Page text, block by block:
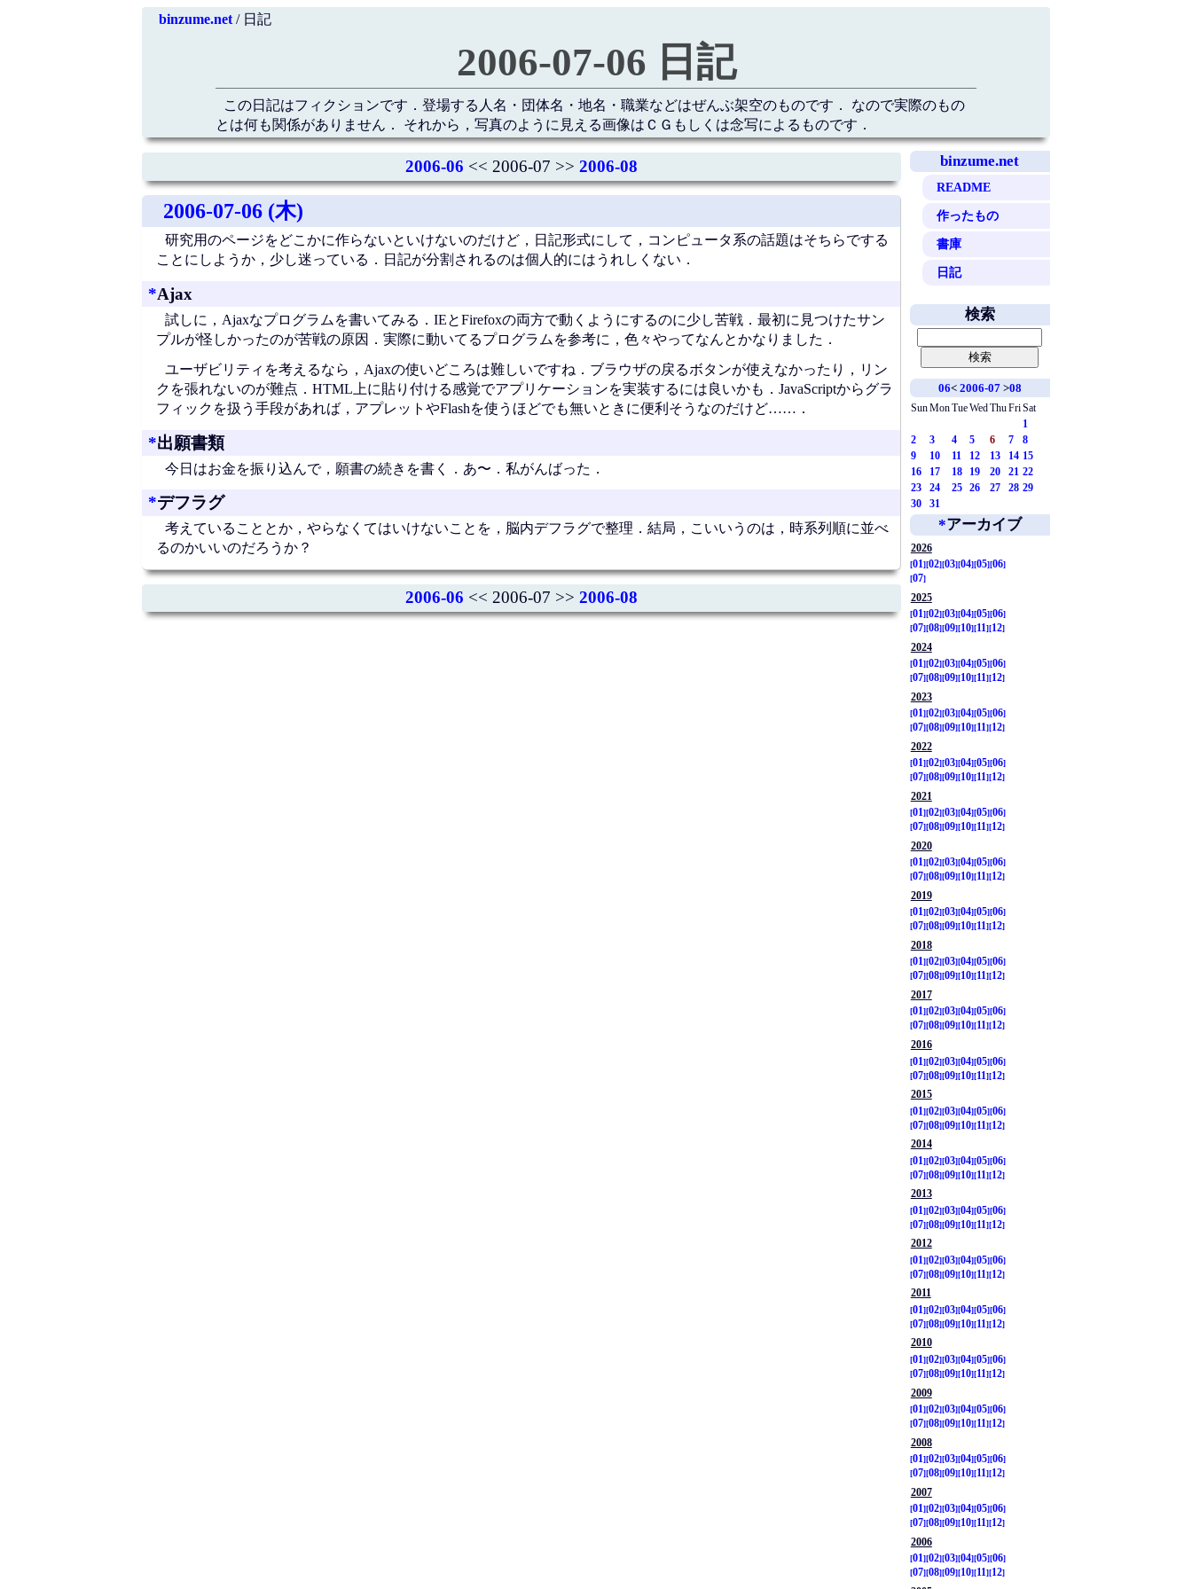
binzume.net/ 日記
2006-07-06 日記
この日記はフィクションです．登場する人名・団体名・地名・職業などはぜんぶ架空のものです． なので実際のもの
とは何も関係がありません． それから，写真のように見える画像はＣＧもしくは念写によるものです．
binzume.net
README
作ったもの
書庫
日記
2006-06 << 2006-07 >> 2006-08
2006-07-06 (木)
研究用のページをどこかに作らないといけないのだけど，日記形式にして，コンピュータ系の話題はそちらでする
ことにしようか，少し迷っている．日記が分割されるのは個人的にはうれしくない．
*Ajax
試しに，Ajaxなプログラムを書いてみる．IEとFirefoxの両方で動くようにするのに少し苦戦．最初に見つけたサン
プルが怪しかったのが苦戦の原因．実際に動いてるプログラムを参考に，色々やってなんとかなりました．
ユーザビリティを考えるなら，Ajaxの使いどころは難しいですね．ブラウザの戻るボタンが使えなかったり，リン
クを張れないのが難点．HTML上に貼り付ける感覚でアプリケーションを実装するには良いかも．JavaScriptからグラ
フィックを扱う手段があれば，アプレットやFlashを使うほどでも無いときに便利そうなのだけど……．
*出願書類
今日はお金を振り込んで，願書の続きを書く．あ〜．私がんばった．
*デフラグ
考えていることとか，やらなくてはいけないことを，脳内デフラグで整理．結局，こいいうのは，時系列順に並べ
るのかいいのだろうか？
2006-06 << 2006-07 >> 2006-08
検索
06< 2006-07>08
SunMonTueWed ThuFriSat
1
2
3 4 5 6 7
8
9
10 11 12 13 14 15
16
17 18 19 20 21 22
23
24 25 26 27 28 29
30
31
*アーカイブ
2026
01
02 03 04 05 06
07
2025
01
02 03 04 05 06
07 08 09 10 11
12
2024
01
02 03 04 05 06
07 08 09 10 11
12
2023
01
02 03 04 05 06
07 08 09 10 11
12
2022
01
02 03 04 05 06
07 08 09 10 11
12
2021
01
02 03 04 05 06
07 08 09 10 11
12
2020
01
02 03 04 05 06
07 08 09 10 11
12
2019
01
02 03 04 05 06
07 08 09 10 11
12
2018
01 02 03 04 05 06
07 08 09 10 11 12
2017
01 02 03 04 05 06
07 08 09 10 11 12
2016
01
02 03 04 05 06
07 08 09 10 11
12
2015
01
02 03 04 05 06
07 08 09 10 11
12
2014
01
02 03 04 05 06
07 08 09 10 11
12
2013
01
02 03 04 05 06
07 08 09 10 11
12
2012
01
02 03 04 05 06
07 08 09 10 11
12
2011
01
02 03 04 05 06
07 08 09 10 11
12
2010
01
02 03 04 05 06
07 08 09 10 11
12
2009
01
02 03 04 05 06
07 08 09 10 11
12
2008
01
02 03 04 05 06
07 08 09 10 11
12
2007
01
02 03 04 05 06
07 08 09 10 11
12
2006
01
02 03 04 05 06
07 08 09 10 11
12